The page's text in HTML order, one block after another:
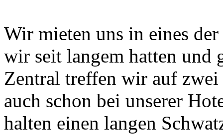
Wir mieten uns in eines
wir seit langem hatten und
Zentral treffen wir auf
auch schon bei unserer
halten einen langen